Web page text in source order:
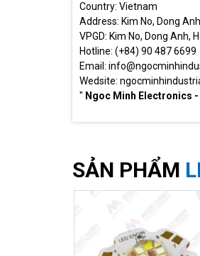
Country: Vietnam
Address: Kim No, Dong
VPGD: Kim No, Dong Anh,
Hotline: (+84) 90 487 6699
Email:
Wedsite:
" Ngoc Minh Electronics -
SẢN PHẨM